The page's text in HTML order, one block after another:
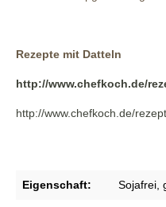
Rezepte mit Datteln
http://www.chefkoch.de/
http://www.chefkoch.de/
Eigenschaft: Sojafrei